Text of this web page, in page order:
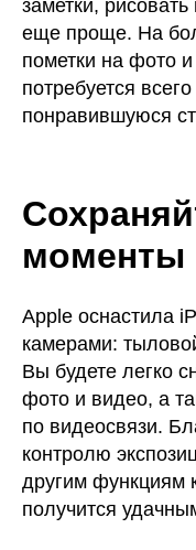
заметки,
еще проще. На
пометки на фото
потребуется
понравившуюся
моменты
Apple оснастила
камерами:
Вы будете легко
фото и видео, а
по видеосвязи.
контролю
другим функциям
получится